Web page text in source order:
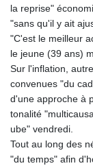
la reprise"
"sans qu'il y ait
"C'est le meilleur
le jeune (39 ans)
Sur l'inflation,
convenues "du
d'une approche à
tonalité
ube" vendredi.
Tout au long des
"du temps" afin